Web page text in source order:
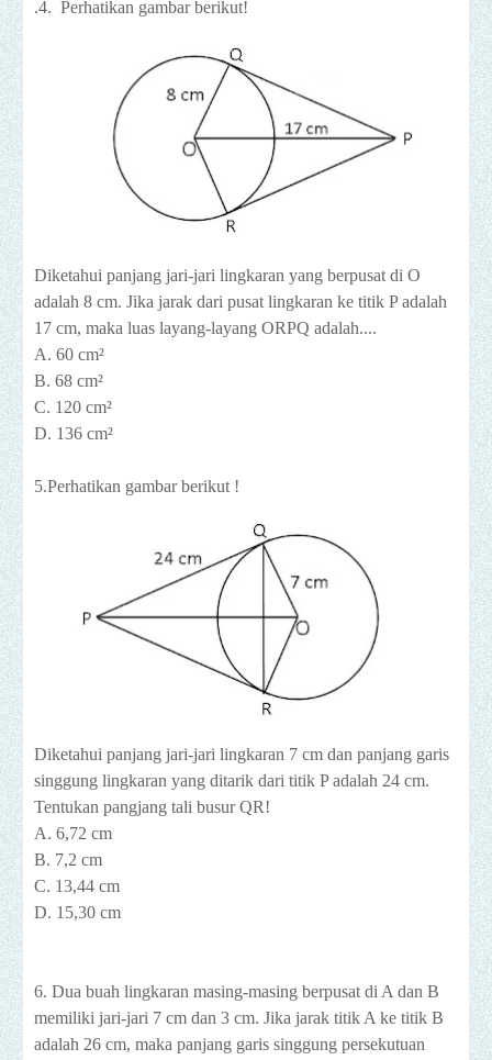
.4. Perhatikan gambar berikut!
Diketahui panjang jari-jari lingkaran yang berpusat di O
adalah 8 cm. Jika jarak dari pusat lingkaran ke titik P adalah
17 cm, maka luas layang-layang ORPQ adalah....
A. 60 cm²
B. 68 cm²
C. 120 cm²
D. 136 cm²
5.Perhatikan gambar berikut !
Diketahui panjang jari-jari lingkaran 7 cm dan panjang garis
singgung lingkaran yang ditarik dari titik P adalah 24 cm.
Tentukan pangjang tali busur QR!
A. 6,72 cm
B. 7,2 cm
C. 13,44 cm
D. 15,30 cm
6. Dua buah lingkaran masing-masing berpusat di A dan B
memiliki jari-jari 7 cm dan 3 cm. Jika jarak titik A ke titik B
adalah 26 cm, maka panjang garis singgung persekutuan